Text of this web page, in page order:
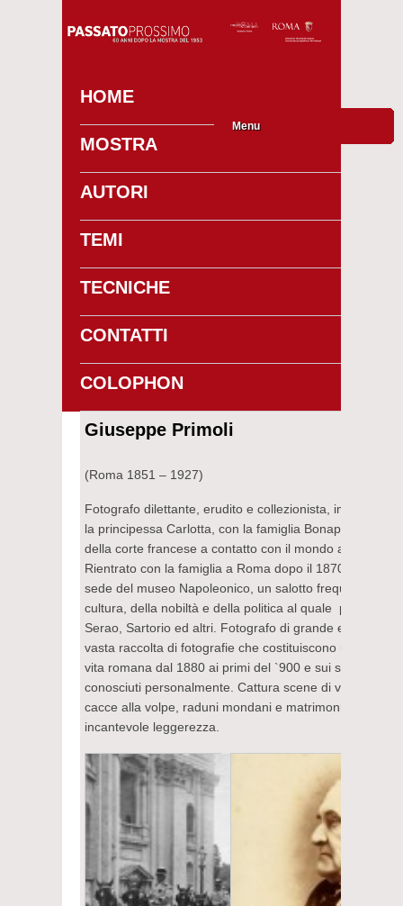
HOME
MOSTRA
AUTORI
TEMI
TECNICHE
CONTATTI
COLOPHON
Giuseppe Primoli
(Roma 1851 – 1927)
Fotografo dilettante, erudito e collezionista,
la principessa Carlotta, con la famiglia Bonaparte, si è
della corte francese a contatto con il mondo artistico e
Rientrato con la famiglia a Roma dopo il 1870, tiene
sede del museo Napoleonico, un salotto frequentato
cultura, della nobiltà e della politica al quale prendono
Serao, Sartorio ed altri. Fotografo di grande e innato
vasta raccolta di fotografie che costituiscono un
vita romana dal 1880 ai primi del `900 e sui suoi
conosciuti personalmente. Cattura scene di vita
cacce alla volpe, raduni mondani e matrimoni con
incantevole leggerezza.
Menu